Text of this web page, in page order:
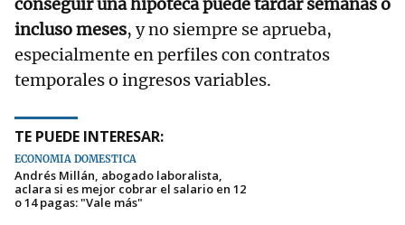
conseguir una hipoteca puede tardar semanas o
incluso meses, y no siempre se aprueba,
especialmente en perfiles con contratos
temporales o ingresos variables.
TE PUEDE INTERESAR:
ECONOMÍA DOMÉSTICA
Andrés Millán, abogado laboralista,
aclara si es mejor cobrar el salario en 12
o 14 pagas: "Vale más"